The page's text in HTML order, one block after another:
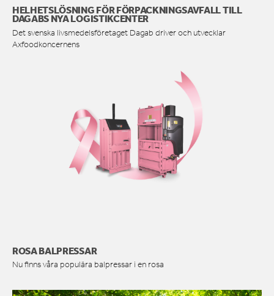
HELHETSLÖSNING FÖR FÖRPACKNINGSAVFALL TILL
DAGABS NYA LOGISTIKCENTER
Det svenska livsmedelsföretaget Dagab driver och utvecklar
Axfoodkoncernens
ROSA BALPRESSAR
Nu finns våra populära balpressar i en rosa